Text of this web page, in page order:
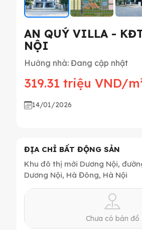
AN QUÝ VILLA -
NỘI
Hướng nhà: Đang cập nhật
319.31 triệu VND/
14/01/2026
ĐỊA CHỈ BẤT ĐỘNG SẢN
Khu đô thị mới Dương Nội,
Dương Nội, Hà Đông, Hà Nội
Chưa có bản đồ